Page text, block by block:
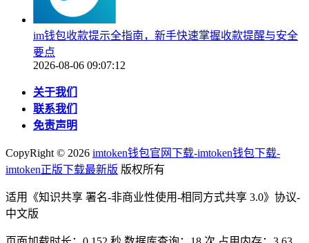
im钱包收款提示全指南，新手快速掌握收款提醒与安全
要点
2026-08-06 09:07:12
关于我们
联系我们
免责声明
CopyRight © 2026 imtoken钱包官网下载-imtoken钱包下载-
imtoken正版下载最新版 版权所有
适用《知识共享 署名-非商业性使用-相同方式共享 3.0》协议-
中文版